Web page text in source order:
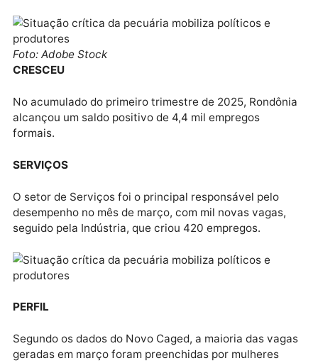
ECONOMIA
Segundo dados do Cadastro Geral de Empregados e
Desempregados (Novo Caged), divulgados pelo
registrou 1.102 novos postos de trabalho com
formais na Região Norte.
Foto: Adobe Stock
CRESCEU
alcançou um saldo positivo de 4,4 mil empregos
formais.